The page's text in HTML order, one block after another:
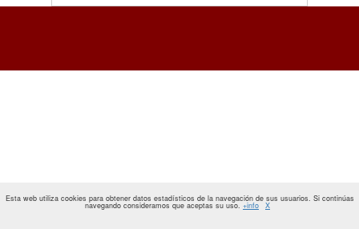
Esta web utiliza cookies para obtener datos estadísticos de la navegación de sus usuarios. Si continúas
navegando consideramos que aceptas su uso. +info X